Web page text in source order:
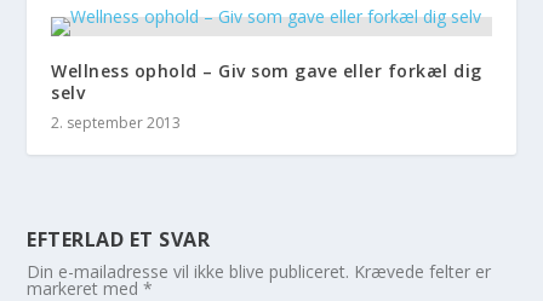
Wellness ophold – Giv som gave eller forkæl dig
selv
2. september 2013
EFTERLAD ET SVAR
Din e-mailadresse vil ikke blive publiceret. Krævede felter er
markeret med*